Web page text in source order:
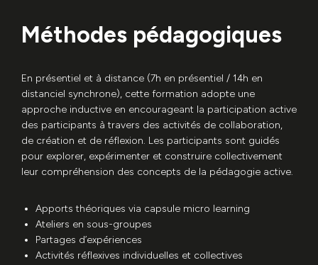
Méthodes pédagogiques
En présentiel et à distance (7h en présentiel / 14h en
distanciel synchrone), cette formation adopte une
approche inductive en encourageant la participation active
des participants à travers des activités de collaboration,
de création et de réflexion. Les participants sont guidés
pour explorer, expérimenter et construire collectivement
leur compréhension des concepts de la pédagogie active.
Apports théoriques via capsule micro learning
Ateliers en sous-groupes
Partages d’expériences
Activités réflexives individuelles et collectives